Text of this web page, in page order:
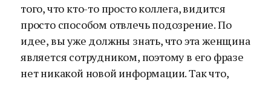
того, что кто-то просто коллега, видится
просто способом отвлечь подозрение. По
идее, вы уже должны знать, что эта женщина
является сотрудником, поэтому в его фразе
нет никакой новой информации. Так что,